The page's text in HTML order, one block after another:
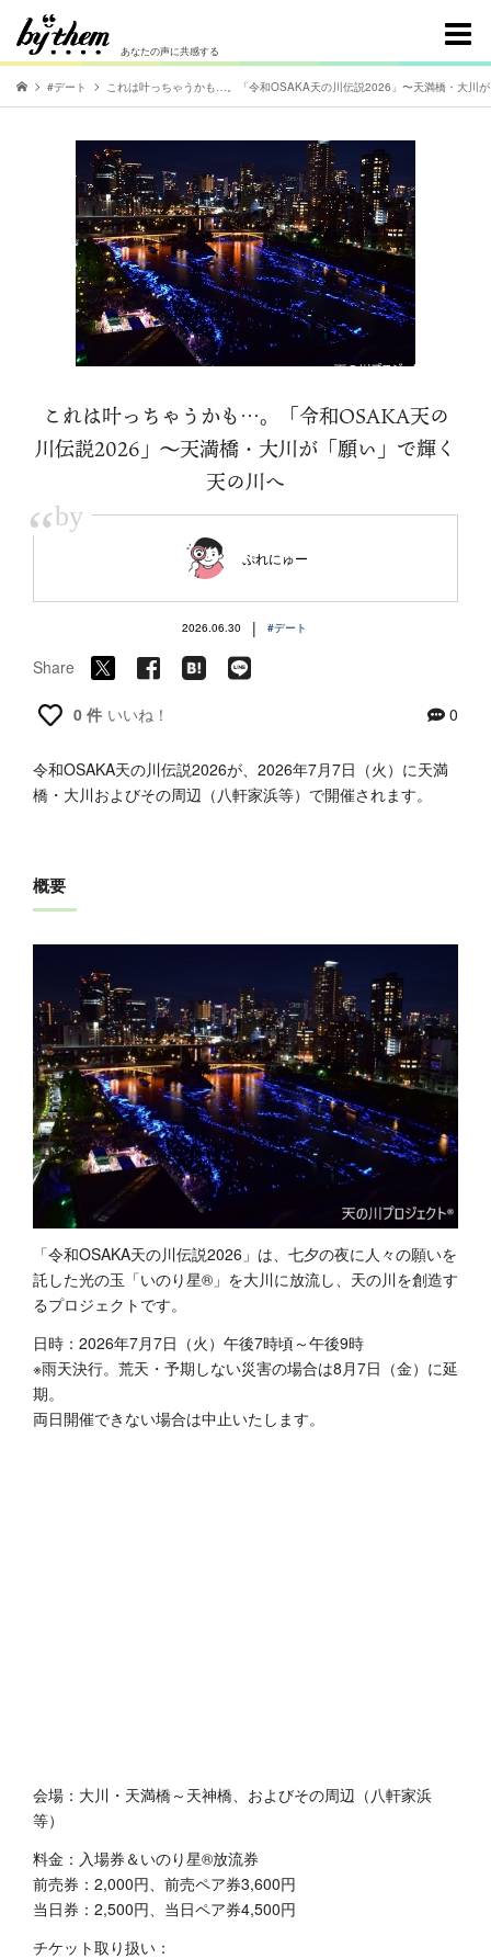
あなたの声に共感する
#デート これは叶っちゃうかも…。「令和OSAKA天の川伝説2026」〜天満橋・大川
これは叶っちゃうかも…。「令和OSAKA天の
川伝説2026」〜天満橋・大川が「願い」で輝く
天の川へ
“by
ぷれにゅー
2026.06.30 | #デート
Share
0 件 いいね！ 0
令和OSAKA天の川伝説2026が、2026年7月7日（火）に天満
橋・大川およびその周辺（八軒家浜等）で開催されます。
概要
「令和OSAKA天の川伝説2026」は、七夕の夜に人々の願いを
託した光の玉「いのり星®」を大川に放流し、天の川を創造す
るプロジェクトです。
日時：2026年7月7日（火）午後7時頃～午後9時
※雨天決行。荒天・予期しない災害の場合は8月7日（金）に延
期。
両日開催できない場合は中止いたします。
会場：大川・天満橋～天神橋、およびその周辺（八軒家浜
等）
料金：入場券＆いのり星®放流券
前売券：2,000円、前売ペア券3,600円
当日券：2,500円、当日ペア券4,500円
チケット取り扱い：